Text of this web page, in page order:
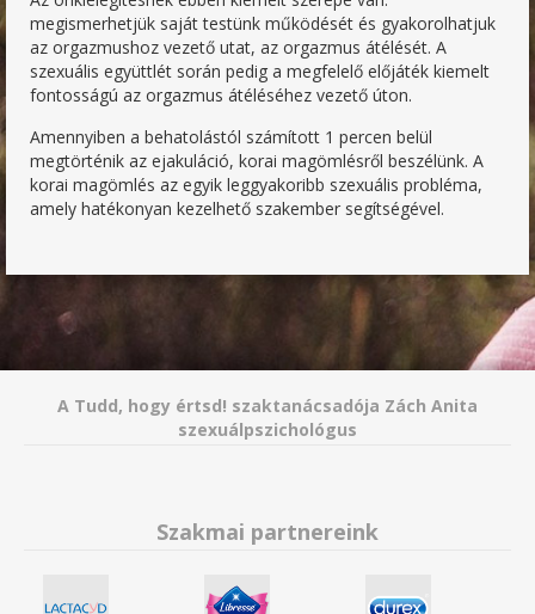
megismerhetjük saját testünk működését és gyakorolhatjuk
az orgazmushoz vezető utat, az orgazmus átélését. A
szexuális együttlét során pedig a megfelelő előjáték kiemelt
fontosságú az orgazmus átéléséhez vezető úton.
Amennyiben a behatolástól számított 1 percen belül
megtörténik az ejakuláció, korai magömlésről beszélünk. A
korai magömlés az egyik leggyakoribb szexuális probléma,
amely hatékonyan kezelhető szakember segítségével.
A Tudd, hogy értsd! szaktanácsadója Zách Anita
szexuálpszichológus
Szakmai partnereink